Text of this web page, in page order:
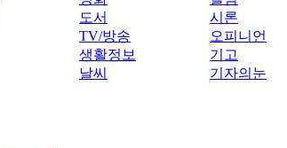
도서
TV/방송
생활정보
날씨
시론
오피니언
기고
기자의눈